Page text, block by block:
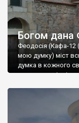
Богом дана
Феодосія (Кафа-12
мою думку) міст
думка в кожного
запрошую